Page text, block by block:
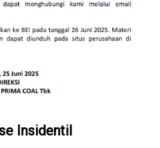
Insidentil